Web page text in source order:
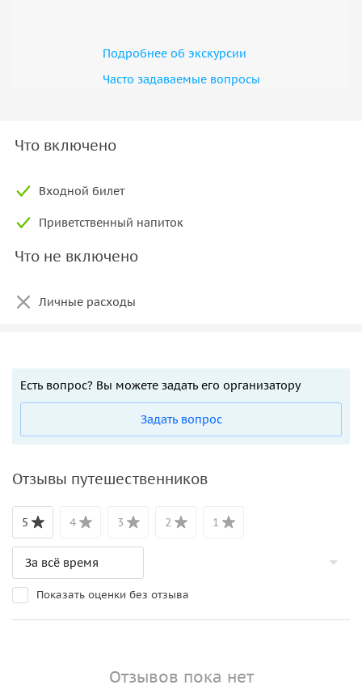
Подробнее об экскурсии
Часто задаваемые вопросы
Что включено
Входной билет
Приветственный напиток
Что не включено
Личные расходы
Есть вопрос? Вы можете задать его организатору
Задать вопрос
Отзывы путешественников
5 4 3 2 1
Показать оценки без отзыва
Отзывов пока нет